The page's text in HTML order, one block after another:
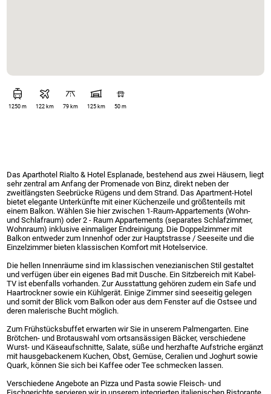
1250 m 122 km 79 km 125 km 50 m
Das Aparthotel Rialto & Hotel Esplanade, bestehend aus zwei Häusern, liegt
sehr zentral am Anfang der Promenade von Binz, direkt neben der
zweitlängsten Seebrücke Rügens und dem Strand. Das Apartment-Hotel
bietet elegante Unterkünfte mit einer Küchenzeile und größtenteils mit
einem Balkon. Wählen Sie hier zwischen 1-Raum-Appartements (Wohn-
und Schlafraum) oder 2 - Raum Appartements (separates Schlafzimmer,
Wohnraum) inklusive einmaliger Endreinigung. Die Doppelzimmer mit
Balkon entweder zum Innenhof oder zur Hauptstrasse / Seeseite und die
Einzelzimmer bieten klassischen Komfort mit Hotelservice.
Die hellen Innenräume sind im klassischen venezianischen Stil gestaltet
und verfügen über ein eigenes Bad mit Dusche. Ein Sitzbereich mit Kabel-
TV ist ebenfalls vorhanden. Zur Ausstattung gehören zudem ein Safe und
Haartrockner sowie ein Kühlgerät. Einige Zimmer sind seeseitig gelegen
und somit der Blick vom Balkon oder aus dem Fenster auf die Ostsee und
deren malerische Bucht möglich.
Zum Frühstücksbuffet erwarten wir Sie in unserem Palmengarten. Eine
Brötchen- und Brotauswahl vom ortsansässigen Bäcker, verschiedene
Wurst- und Käseaufschnitte, Salate, süße und herzhafte Aufstriche ergänzt
mit hausgebackenem Kuchen, Obst, Gemüse, Ceralien und Joghurt sowie
Quark, können Sie sich bei Kaffee oder Tee schmecken lassen.
Verschiedene Angebote an Pizza und Pasta sowie Fleisch- und